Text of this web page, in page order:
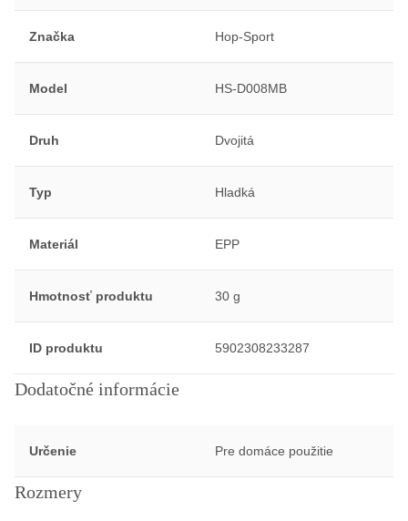
Značka Hop-Sport
Model HS-D008MB
Druh Dvojitá
Typ Hladká
Materiál EPP
Hmotnosť produktu 30 g
ID produktu 5902308233287
Dodatočné informácie
Určenie Pre domáce použitie
Rozmery